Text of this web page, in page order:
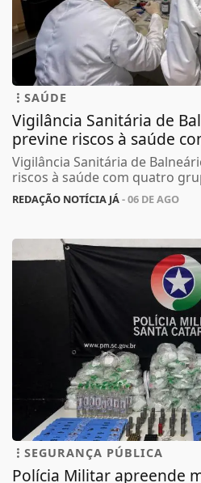
SAÚDE
Vigilância Sanitária de
previne riscos à saúde
Vigilância Sanitária de
riscos à saúde com quatro
REDAÇÃO NOTÍCIA JÁ- 06 DE AGO
SEGURANÇA PÚBLICA
Polícia Militar apreende